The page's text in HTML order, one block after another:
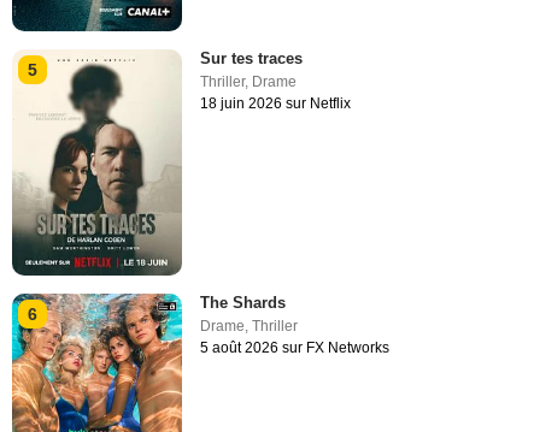
5
Sur tes traces
Thriller, Drame
18 juin 2026 sur Netflix
6
The Shards
Drame,Thriller
5 août 2026 sur FX Networks